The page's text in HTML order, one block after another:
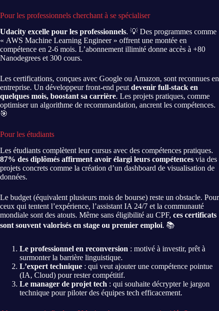
Pour les professionnels cherchant à se spécialiser
Udacity excelle pour les professionnels. 💡 Des programmes comme
« AWS Machine Learning Engineer » offrent une montée en
compétence en 2-6 mois. L’abonnement illimité donne accès à +80
Nanodegrees et 300 cours.
Les certifications, conçues avec Google ou Amazon, sont reconnues en
entreprise. Un développeur front-end peut devenir full-stack en
quelques mois, boostant sa carrière. Les projets pratiques, comme
optimiser un algorithme de recommandation, ancrent les compétences.
🎯
Pour les étudiants
Les étudiants complètent leur cursus avec des compétences pratiques.
87% des diplômés affirment avoir élargi leurs compétences via des
projets concrets comme la création d’un dashboard de visualisation de
données.
Le budget (équivalent plusieurs mois de bourse) reste un obstacle. Pour
ceux qui tentent l’expérience, l’assistant IA 24/7 et la communauté
mondiale sont des atouts. Même sans éligibilité au CPF, ces certificats
sont souvent valorisés en stage ou premier emploi. 📚
Le professionnel en reconversion : motivé à investir, prêt à
surmonter la barrière linguistique.
L’expert technique : qui veut ajouter une compétence pointue
(IA, Cloud) pour rester compétitif.
Le manager de projet tech : qui souhaite décrypter le jargon
technique pour piloter des équipes tech efficacement.